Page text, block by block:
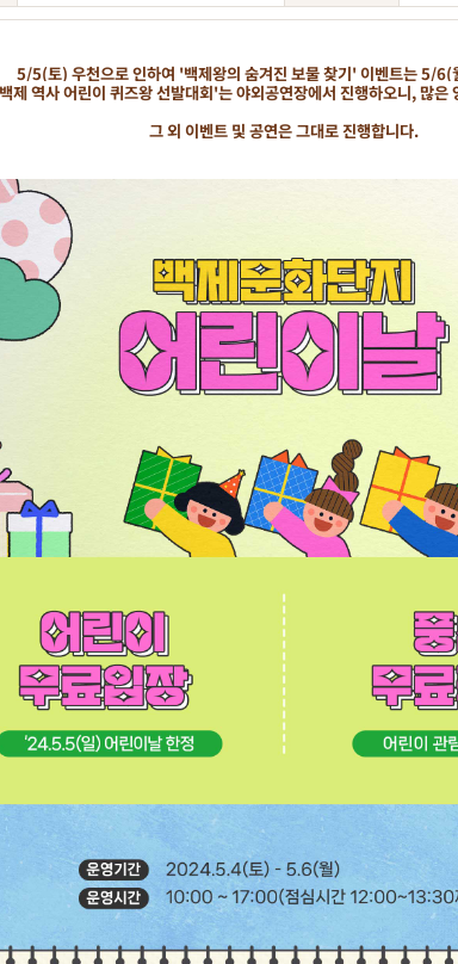
5/5(토) 우천으로 인하여 '백제왕의 숨겨진 보물 찾기' 이벤트는 5/6(
제 역사 어린이 퀴즈왕 선발대회'는 야외공연장에서 진행하오니, 많은
그 외 이벤트 및 공연은 그대로 진행합니다.